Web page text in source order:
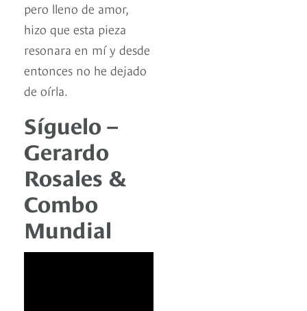
pero lleno de amor,
hizo que esta pieza
resonara en mí y desde
entonces no he dejado
de oírla.
Síguelo –
Gerardo
Rosales &
Combo
Mundial